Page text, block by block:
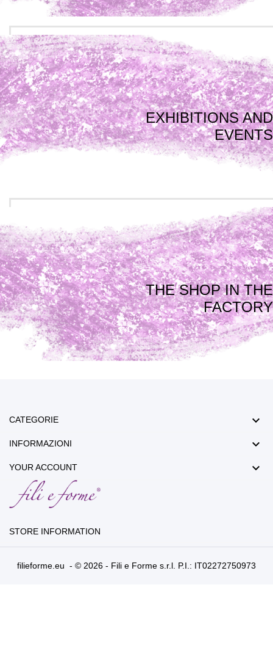
EXHIBITIONS AND
EVENTS
THE SHOP IN THE
FACTORY
CATEGORIE 
INFORMAZIONI 
YOUR ACCOUNT 
STORE INFORMATION
filieforme.eu - © 2026 - Fili e Forme s.r.l. P.I.: IT02272750973